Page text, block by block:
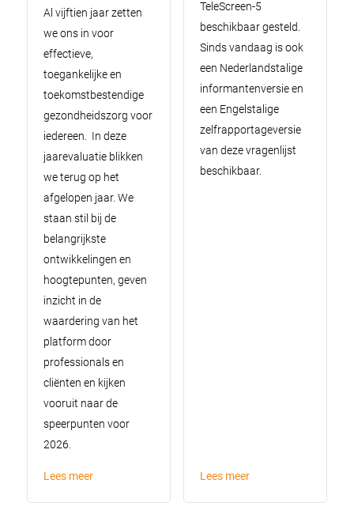
Al vijftien jaar zetten
we ons in voor
effectieve,
toegankelijke en
toekomstbestendige
gezondheidszorg voor
iedereen. In deze
jaarevaluatie blikken
we terug op het
afgelopen jaar. We
staan stil bij de
belangrijkste
ontwikkelingen en
hoogtepunten, geven
inzicht in de
waardering van het
platform door
professionals en
cliënten en kijken
vooruit naar de
speerpunten voor
2026.
Lees meer
TeleScreen-5
beschikbaar gesteld.
Sinds vandaag is ook
een Nederlandstalige
informantenversie en
een Engelstalige
zelfrapportageversie
van deze vragenlijst
beschikbaar.
Lees meer